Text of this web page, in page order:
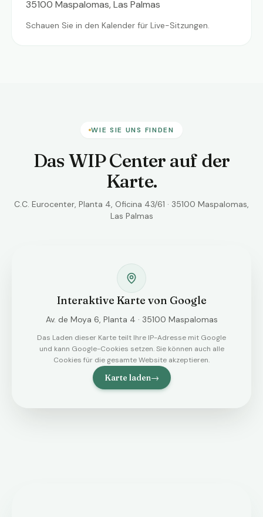
35100 Maspalomas, Las Palmas
Schauen Sie in den Kalender für Live-Sitzungen.
WIE SIE UNS FINDEN
Das WIP Center auf der
Karte.
C.C. Eurocenter, Planta 4, Oficina 43/61 · 35100 Maspalomas,
Las Palmas
Interaktive Karte von Google
Av. de Moya 6, Planta 4 · 35100 Maspalomas
Das Laden dieser Karte teilt Ihre IP-Adresse mit Google
und kann Google-Cookies setzen. Sie können auch alle
Cookies für die gesamte Website akzeptieren.
Karte laden→